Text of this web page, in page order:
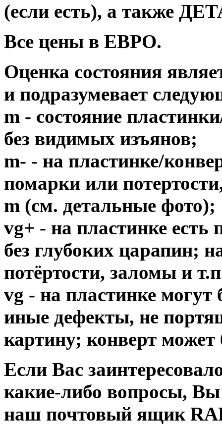
(если есть), а также
Все цены в ЕВРО.
Оценка состояния
и подразумевает
m - состояние
без видимых изъянов;
m- - на пластинке/
помарки или
m (см. детальные фото);
vg+ - на пластинке есть
без глубоких царапин;
потёртости, заломы и
vg - на пластинке
иные дефекты, не
картину; конверт
Если Вас
какие-либо вопросы,
наш почтовый ящик